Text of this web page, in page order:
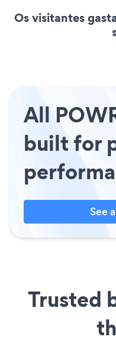
Os visitantes
All
built for
See
Trusted